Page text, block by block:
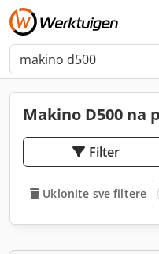
Makino D500 na
Filter
Uklonite sve filtere